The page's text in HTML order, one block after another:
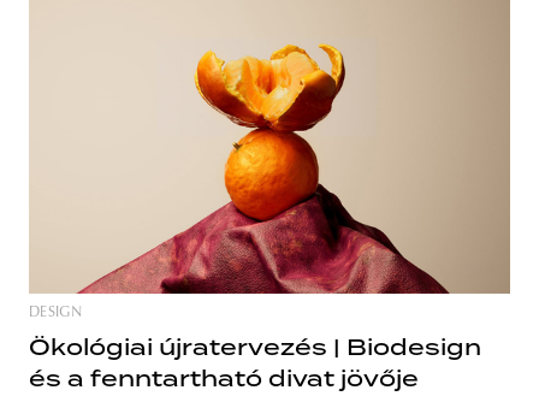
budapest poland branding
DESIGN
Ökológiai újratervezés | Biodesign
és a fenntartható divat jövője